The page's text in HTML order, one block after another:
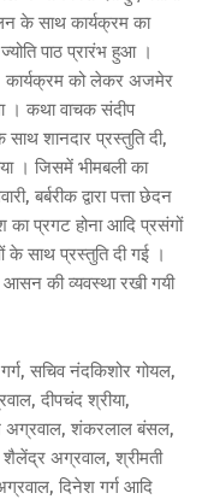
के साथ कार्यक्रम का
पाठ प्रारंभ हुआ ।
कार्यक्रम को लेकर अजमेर
। कथा वाचक संदीप
शानदार प्रस्तुति दी,
। जिसमें भीमबली का
बर्बरीक द्वारा पत्ता छेदन
का प्रगट होना आदि प्रसंगों
के साथ प्रस्तुति दी गई ।
आसन की व्यवस्था रखी गयी
सचिव नंदकिशोर गोयल,
दीपचंद श्रीया,
अग्रवाल, शंकरलाल बंसल,
अग्रवाल, श्रीमती
दिनेश गर्ग आदि